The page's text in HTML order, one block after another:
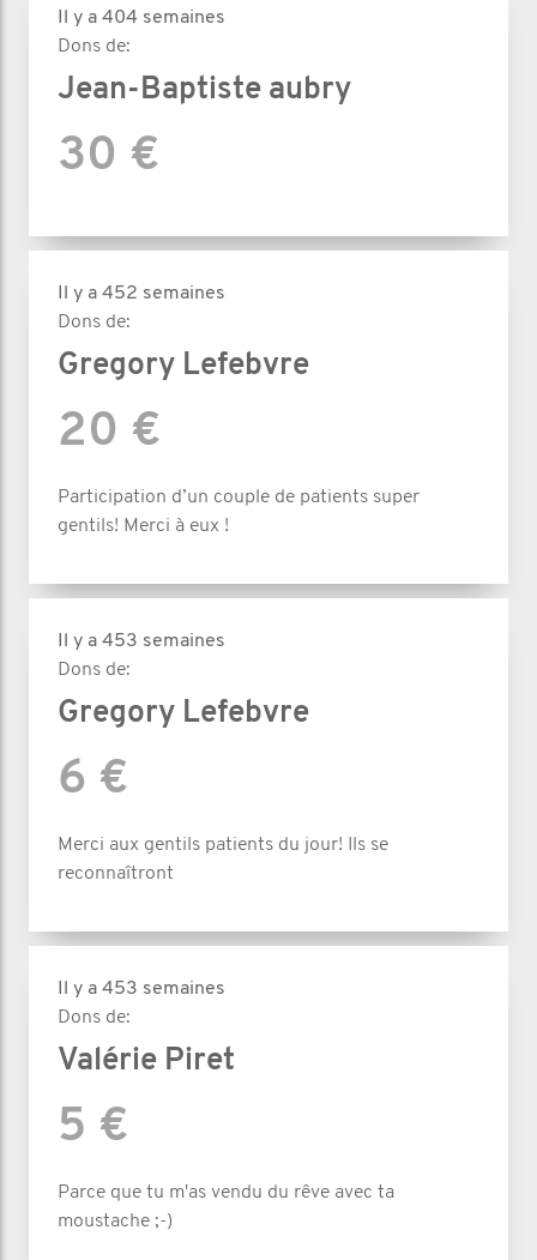
Il y a 404 semaines
Dons de:
Jean-Baptiste aubry
30 €
Il y a 452 semaines
Dons de:
Gregory Lefebvre
20 €
Participation d’un couple de patients super
gentils! Merci à eux !
Il y a 453 semaines
Dons de:
Gregory Lefebvre
6 €
Merci aux gentils patients du jour! Ils se
reconnaîtront
Il y a 453 semaines
Dons de:
Valérie Piret
5 €
Parce que tu m'as vendu du rêve avec ta
moustache ;-)